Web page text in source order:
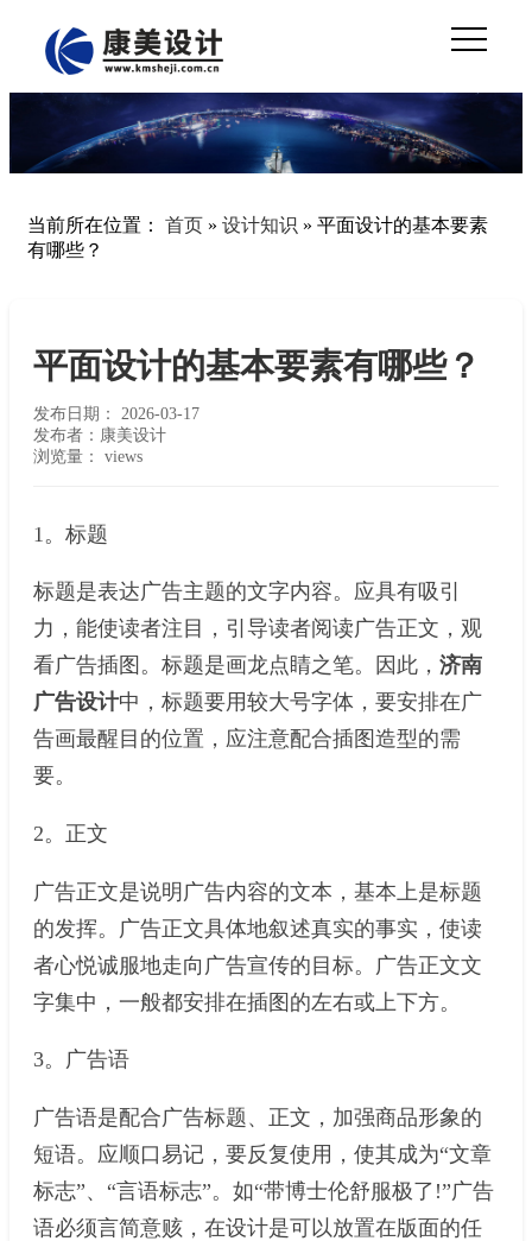
当前所在位置： 首页 » 设计知识 » 平面设计的基本要素
有哪些？
平面设计的基本要素有哪些？
发布日期： 2026-03-17
发布者：康美设计
浏览量： views
1。标题
标题是表达广告主题的文字内容。应具有吸引
力，能使读者注目，引导读者阅读广告正文，观
看广告插图。标题是画龙点睛之笔。因此， 济南
广告设计中，标题要用较大号字体，要安排在广
告画最醒目的位置，应注意配合插图造型的需
要。
2。正文
广告正文是说明广告内容的文本，基本上是标题
的发挥。广告正文具体地叙述真实的事实，使读
者心悦诚服地走向广告宣传的目标。广告正文文
字集中，一般都安排在插图的左右或上下方。
3。广告语
广告语是配合广告标题、正文，加强商品形象的
短语。应顺口易记，要反复使用，使其成为“文章
标志”、“言语标志”。如“带博士伦舒服极了!”广告
语必须言简意赅，在设计是可以放置在版面的任